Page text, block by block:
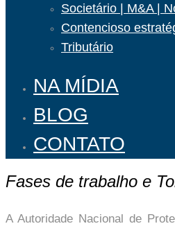
Societário | M&A |
Contencioso
Tributário
NA MÍDIA
BLOG
CONTATO
Fases de trabalho e
A Autoridade Nacional de